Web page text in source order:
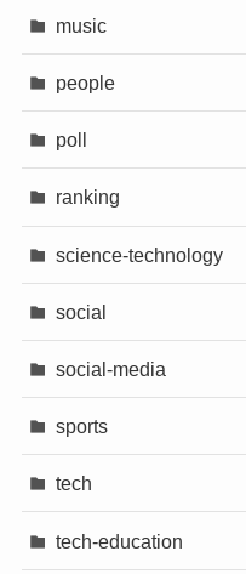
music
people
poll
ranking
science-technology
social
social-media
sports
tech
tech-education